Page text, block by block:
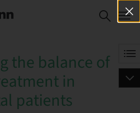
in
RESERVAR AHORA
the balance of
in
patients